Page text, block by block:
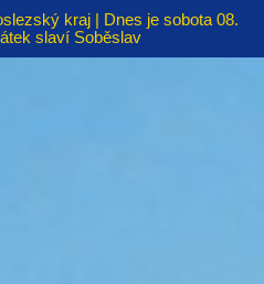
kraj | Dnes je sobota 08.
slaví Soběslav